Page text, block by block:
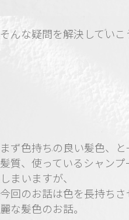
そんな疑問を解決してい
まず色持ちの良い髪色、
髪質、使っているシャン
しまいますが、
今回のお話は色を長持ち
麗な髪色のお話。